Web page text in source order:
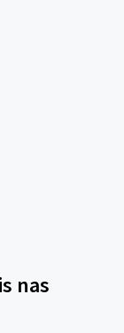
nas